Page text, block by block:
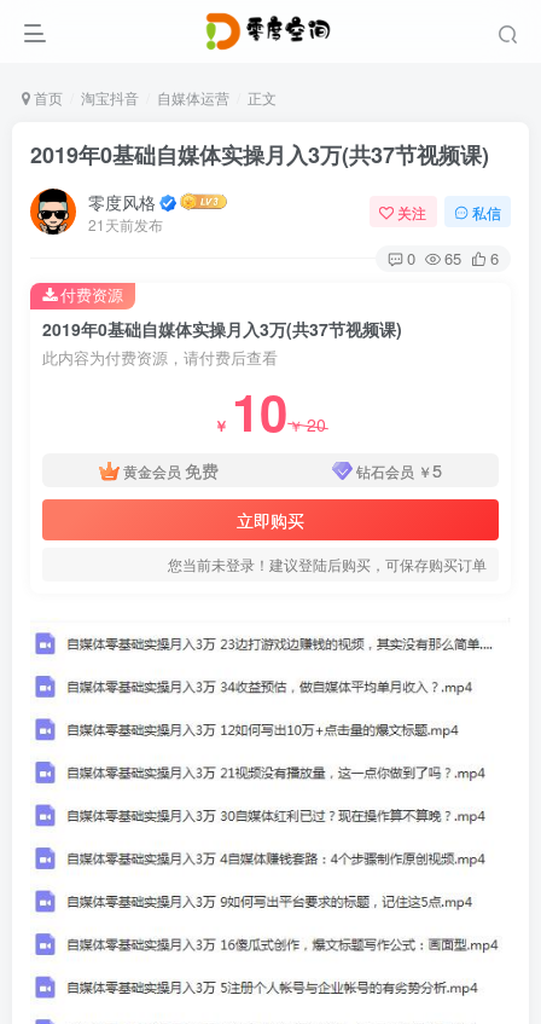
首页 淘宝抖音 自媒体运营 正文
2019年0基础自媒体实操月入3万(共37节视频课)
零度风格
21天前发布
关注 私信
0 65 6
2019年0基础自媒体实操月入3万(共37节视频课)
此内容为付费资源，请付费后查看
￥ 10￥20
黄金会员 免费 钻石会员 ￥5
立即购买
您当前未登录！建议登陆后购买，可保存购买订单
付费资源